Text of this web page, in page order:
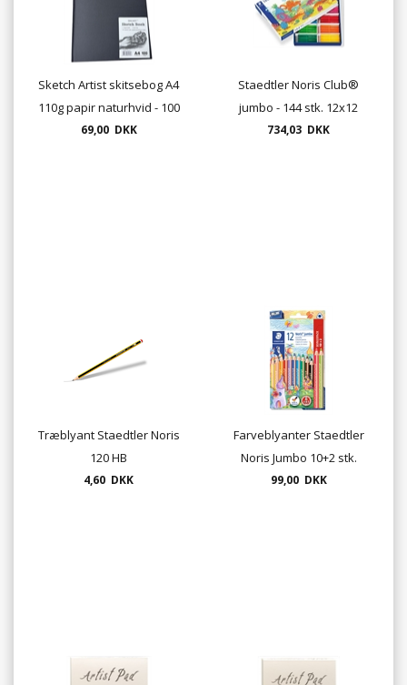
Sketch Artist skitsebog A4
110g papir naturhvid - 100
sider
69,00 DKK
Staedtler Noris Club®
jumbo - 144 stk. 12x12
farver
734,03 DKK
Træblyant Staedtler Noris
120 HB
4,60 DKK
Farveblyanter Staedtler
Noris Jumbo 10+2 stk.
99,00 DKK